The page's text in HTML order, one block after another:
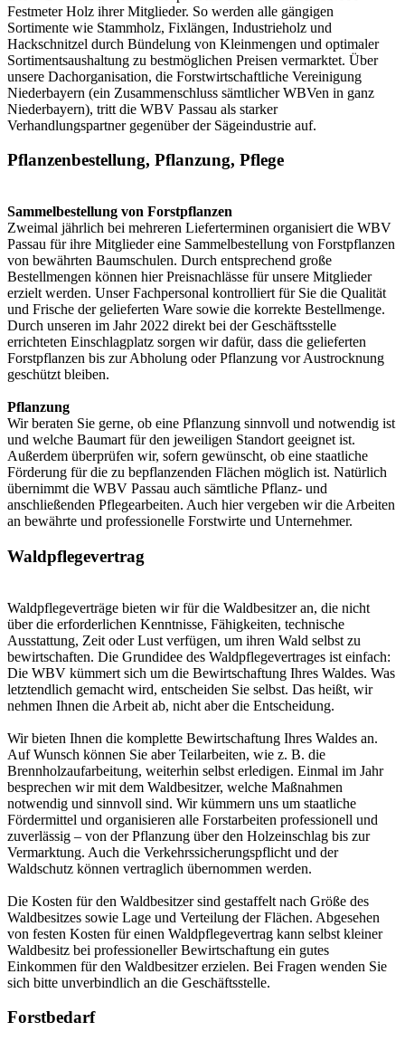
Festmeter Holz ihrer Mitglieder. So werden alle gängigen
Sortimente wie Stammholz, Fixlängen, Industrieholz und
Hackschnitzel durch Bündelung von Kleinmengen und optimaler
Sortimentsaushaltung zu bestmöglichen Preisen vermarktet. Über
unsere Dachorganisation, die Forstwirtschaftliche Vereinigung
Niederbayern (ein Zusammenschluss sämtlicher WBVen in ganz
Niederbayern), tritt die WBV Passau als starker
Verhandlungspartner gegenüber der Sägeindustrie auf.
Pflanzenbestellung, Pflanzung, Pflege
Sammelbestellung von Forstpflanzen
Zweimal jährlich bei mehreren Lieferterminen organisiert die WBV
Passau für ihre Mitglieder eine Sammelbestellung von Forstpflanzen
von bewährten Baumschulen. Durch entsprechend große
Bestellmengen können hier Preisnachlässe für unsere Mitglieder
erzielt werden. Unser Fachpersonal kontrolliert für Sie die Qualität
und Frische der gelieferten Ware sowie die korrekte Bestellmenge.
Durch unseren im Jahr 2022 direkt bei der Geschäftsstelle
errichteten Einschlagplatz sorgen wir dafür, dass die gelieferten
Forstpflanzen bis zur Abholung oder Pflanzung vor Austrocknung
geschützt bleiben.
Pflanzung
Wir beraten Sie gerne, ob eine Pflanzung sinnvoll und notwendig ist
und welche Baumart für den jeweiligen Standort geeignet ist.
Außerdem überprüfen wir, sofern gewünscht, ob eine staatliche
Förderung für die zu bepflanzenden Flächen möglich ist. Natürlich
übernimmt die WBV Passau auch sämtliche Pflanz- und
anschließenden Pflegearbeiten. Auch hier vergeben wir die Arbeiten
an bewährte und professionelle Forstwirte und Unternehmer.
Waldpflegevertrag
Waldpflegeverträge bieten wir für die Waldbesitzer an, die nicht
über die erforderlichen Kenntnisse, Fähigkeiten, technische
Ausstattung, Zeit oder Lust verfügen, um ihren Wald selbst zu
bewirtschaften. Die Grundidee des Waldpflegevertrages ist einfach:
Die WBV kümmert sich um die Bewirtschaftung Ihres Waldes. Was
letztendlich gemacht wird, entscheiden Sie selbst. Das heißt, wir
nehmen Ihnen die Arbeit ab, nicht aber die Entscheidung.
Wir bieten Ihnen die komplette Bewirtschaftung Ihres Waldes an.
Auf Wunsch können Sie aber Teilarbeiten, wie z. B. die
Brennholzaufarbeitung, weiterhin selbst erledigen. Einmal im Jahr
besprechen wir mit dem Waldbesitzer, welche Maßnahmen
notwendig und sinnvoll sind. Wir kümmern uns um staatliche
Fördermittel und organisieren alle Forstarbeiten professionell und
zuverlässig – von der Pflanzung über den Holzeinschlag bis zur
Vermarktung. Auch die Verkehrssicherungspflicht und der
Waldschutz können vertraglich übernommen werden.
Die Kosten für den Waldbesitzer sind gestaffelt nach Größe des
Waldbesitzes sowie Lage und Verteilung der Flächen. Abgesehen
von festen Kosten für einen Waldpflegevertrag kann selbst kleiner
Waldbesitz bei professioneller Bewirtschaftung ein gutes
Einkommen für den Waldbesitzer erzielen. Bei Fragen wenden Sie
sich bitte unverbindlich an die Geschäftsstelle.
Forstbedarf